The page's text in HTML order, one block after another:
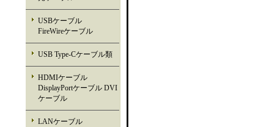
USBケーブル
FireWireケーブル
USB Type-Cケーブル類
HDMIケーブル
DisplayPortケーブル DVI
ケーブル
LANケーブル